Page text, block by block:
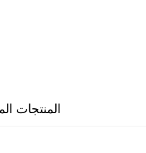
المنتجات